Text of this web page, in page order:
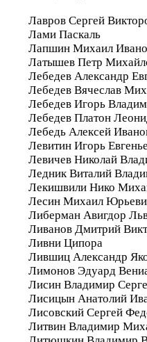
Лавров Сергей
Лами Паскаль
Лапшин Михаил
Латышев Петр
Лебедев Александр
Лебедев Вячеслав
Лебедев Игорь
Лебедев Платон
Лебедь Алексей
Левитин Игорь
Левичев Николай
Ледник Виталий
Лекишвили Нико
Лесин Михаил
Либерман Авигдор
Ливанов Дмитрий
Ливни Ципора
Лившиц Александр
Лимонов Эдуард
Лисин Владимир
Лисицын Анатолий
Лисовский Сергей
Литвин Владимир